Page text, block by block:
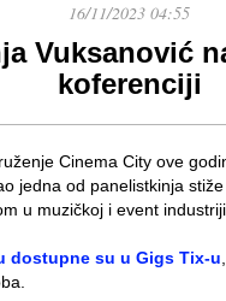
16/11/2023 04:55
Vuksanović
koferenciji
Cinema City ove
jedna od panelistkinja
u muzičkoj i event industriji.
dostupne su u Gigs Tix-u